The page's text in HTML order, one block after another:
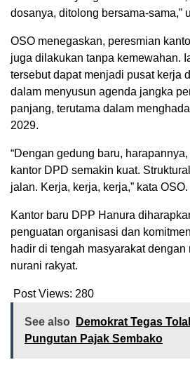
dosanya, ditolong bersama-sama,”
OSO menegaskan, peresmian
juga dilakukan tanpa kemewahan.
tersebut dapat menjadi pusat kerja
dalam menyusun agenda jangka
panjang, terutama dalam
2029.
“Dengan gedung baru,
kantor DPD semakin kuat.
jalan. Kerja, kerja, kerja,” kata OSO.
Kantor baru DPP Hanura
penguatan organisasi dan
hadir di tengah masyarakat
nurani rakyat.
Post Views: 280
See also
Demokrat Tegas
Pungutan Pajak Sembako